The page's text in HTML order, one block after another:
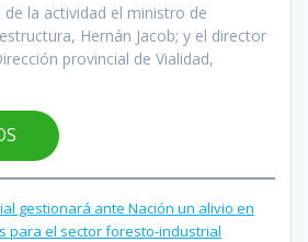
la actividad el ministro de
Hernán Jacob; y el director
provincial de Vialidad,
gestionará ante Nación un alivio en
para el sector foresto-industrial